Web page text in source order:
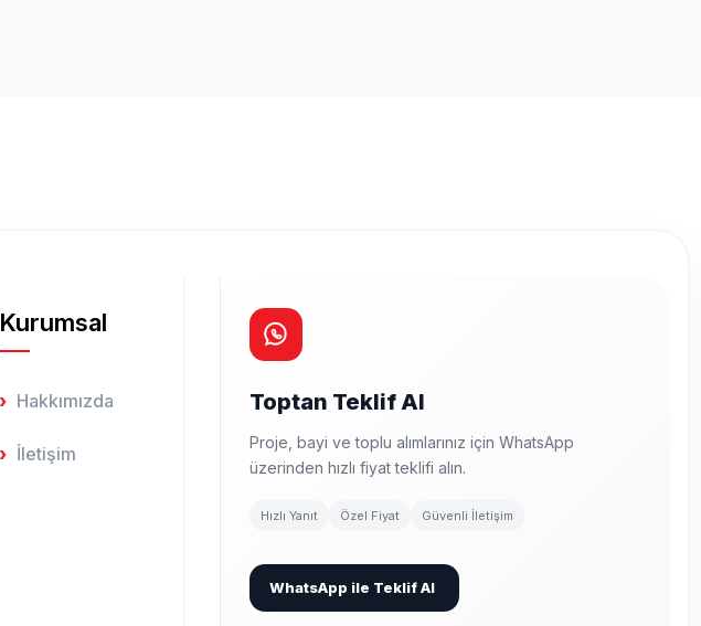
Kurumsal
Hakkımızda
İletişim
Toptan Teklif Al
Proje, bayi ve toplu alımlarınız için WhatsApp
üzerinden hızlı fiyat teklifi alın.
Hızlı Yanıt Özel Fiyat Güvenli İletişim
WhatsApp ile Teklif Al